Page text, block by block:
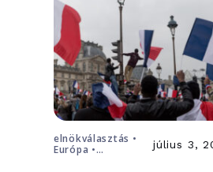
elnökválasztás •
Európa •
július 3,